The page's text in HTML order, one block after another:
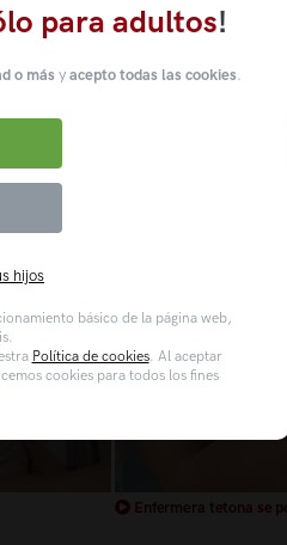
y lo sana Enfermera cabalga
Enfermera tetona se
para adultos!
o más y acepto todas las cookies
hijos
básico de la página web,
Política de cookies. Al aceptar
cookies para todos los fines